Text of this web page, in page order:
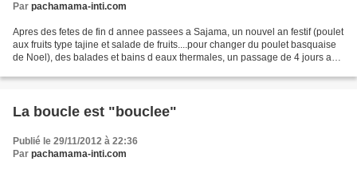
Par pachamama-inti.com
Apres des fetes de fin d annee passees a Sajama, un nouvel an festif (poulet
aux fruits type tajine et salade de fruits....pour changer du poulet basquaise
de Noel), des balades et bains d eaux thermales, un passage de 4 jours a
La boucle est "bouclee"
Publié le 29/11/2012 à 22:36
Par pachamama-inti.com